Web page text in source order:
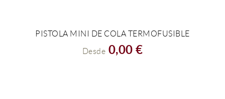
PISTOLA MINI DE COLA TERMOFUSIBLE
Desde 0,00 €